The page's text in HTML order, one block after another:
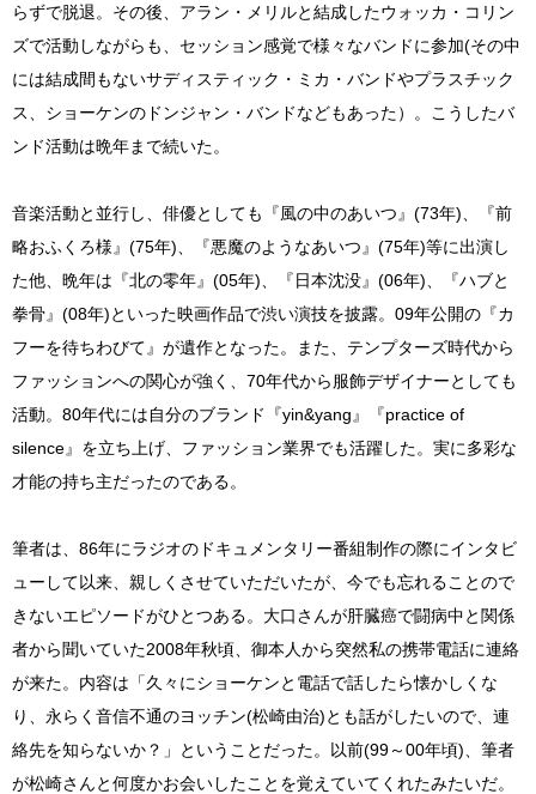
らずで脱退。その後、アラン・メリルと結成したウォッカ・コリン
ズで活動しながらも、セッション感覚で様々なバンドに参加(その中
には結成間もないサディスティック・ミカ・バンドやプラスチック
ス、ショーケンのドンジャン・バンドなどもあった）。こうしたバ
ンド活動は晩年まで続いた。
音楽活動と並行し、俳優としても『風の中のあいつ』(73年)、『前
略おふくろ様』(75年)、『悪魔のようなあいつ』(75年)等に出演し
た他、晩年は『北の零年』(05年)、『日本沈没』(06年)、『ハブと
拳骨』(08年)といった映画作品で渋い演技を披露。09年公開の『カ
フーを待ちわびて』が遺作となった。また、テンプターズ時代から
ファッションへの関心が強く、70年代から服飾デザイナーとしても
活動。80年代には自分のブランド『yin&yang』『practice of
silence』を立ち上げ、ファッション業界でも活躍した。実に多彩な
才能の持ち主だったのである。
筆者は、86年にラジオのドキュメンタリー番組制作の際にインタビ
ューして以来、親しくさせていただいたが、今でも忘れることので
きないエピソードがひとつある。大口さんが肝臓癌で闘病中と関係
者から聞いていた2008年秋頃、御本人から突然私の携帯電話に連絡
が来た。内容は「久々にショーケンと電話で話したら懐かしくな
り、永らく音信不通のヨッチン(松崎由治)とも話がしたいので、連
絡先を知らないか？」ということだった。以前(99～00年頃)、筆者
が松崎さんと何度かお会いしたことを覚えていてくれたみたいだ。